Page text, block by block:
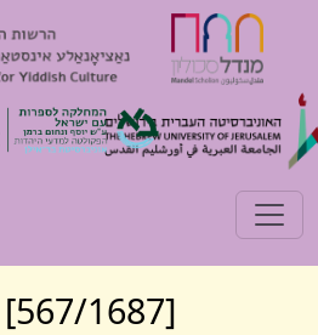
Toggle navigation